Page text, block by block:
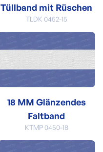
Tüllband mit Rüschen
TLDK 0452-15
18 MM Glänzendes
Faltband
KTMP 0450-18